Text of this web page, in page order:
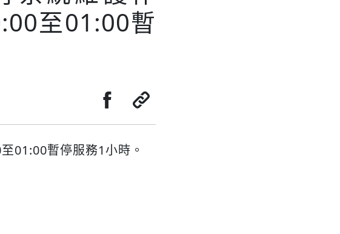
至01:00暫
分享至Facebook
01:00暫停服務1小時。